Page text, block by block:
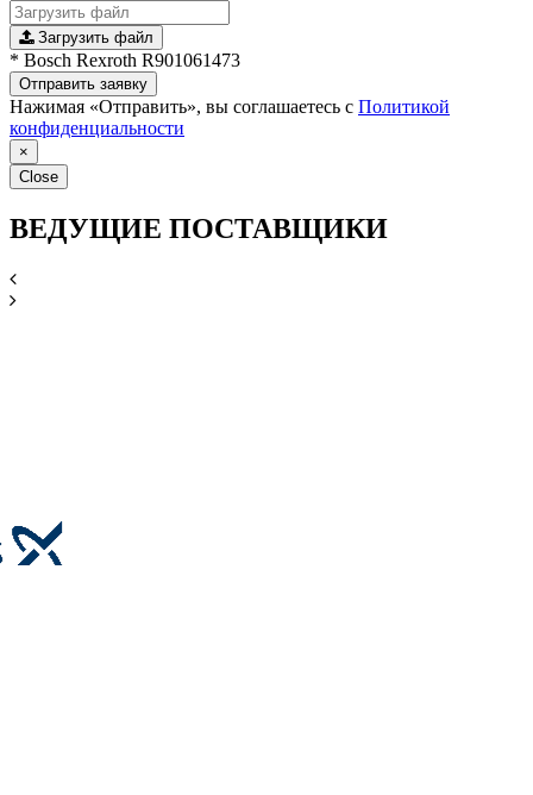
Загрузить файл
* Bosch Rexroth R901061473
Отправить заявку
Нажимая «Отправить», вы соглашаетесь с Политикой
конфиденциальности
×
Close
ВЕДУЩИЕ ПОСТАВЩИКИ